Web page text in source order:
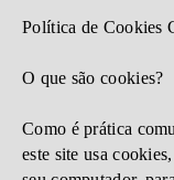
Política de Cookies
O que são cookies?
Como é prática
este site usa